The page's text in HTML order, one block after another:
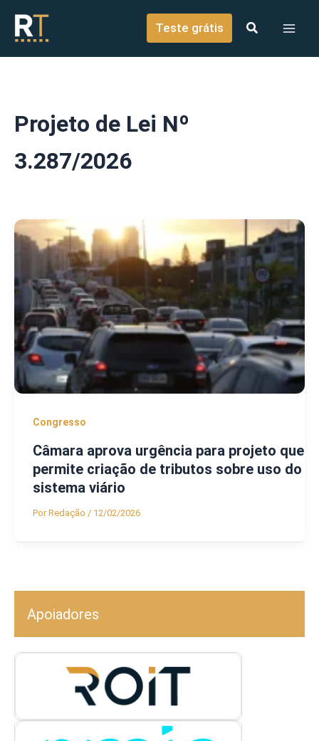
conteúdo
Teste grátis
Projeto de Lei Nº
3.287/2026
Congresso
Câmara aprova urgência para projeto que
permite criação de tributos sobre uso do
sistema viário
PorRedação / 12/02/2026
Apoiadores